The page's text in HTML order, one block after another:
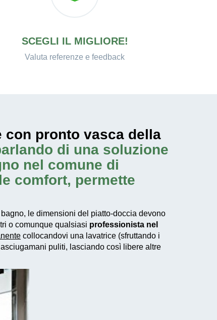
SCEGLI IL MIGLIORE!
Valuta referenze e feedback
con pronto vasca della
di una soluzione
nel comune di
comfort, permette
le dimensioni del piatto-doccia devono
o comunque qualsiasi professionista nel
collocandovi una lavatrice (sfruttando i
puliti, lasciando così libere altre